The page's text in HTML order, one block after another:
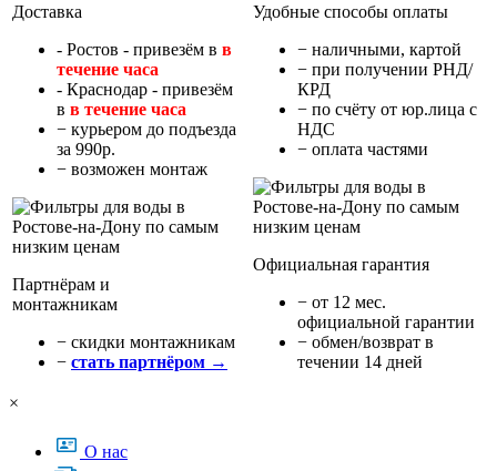
Доставка
- Ростов - привезём в в
течение часа
- Краснодар - привезём
в в течение часа
− курьером до подъезда
за 990р.
− возможен монтаж
Партнёрам и
монтажникам
− cкидки монтажникам
− стать партнёром →
Удобные способы оплаты
− наличными, картой
− при получении РНД/
КРД
− по счёту от юр.лица с
НДС
− оплата частями
Официальная гарантия
− от 12 мес.
официальной гарантии
− обмен/возврат в
течении 14 дней
×
О нас